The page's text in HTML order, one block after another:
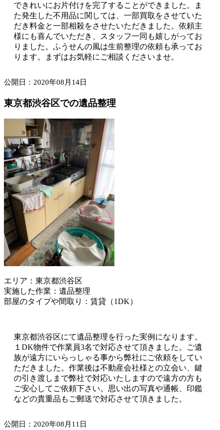
できれいにお片付けを完了することができました。ま
た発生した不用品に関しては、一部買取をさせていた
だき料金と一部相殺をさせたいただきました。依頼主
様にも喜んでいただき、スタッフ一同も嬉しがってお
りました。ふうせんの風は生前整理の依頼も承ってお
ります。まずはお気軽にご相談くださいませ。
公開日：2020年08月14日
東京都渋谷区での遺品整理
エリア：東京都渋谷区
実施した作業：遺品整理
部屋のタイプや間取り：賃貸（1DK）
東京都渋谷区にて遺品整理を行った実例になります。
１DK物件で作業員3名で対応させて頂きました。ご遺
族が遠方にいらっしゃる事から弊社にご依頼をしてい
ただきました。作業後は不動産会社様との立会い、鍵
の引き渡しまで弊社で対応いたしますので遠方の方も
ご安心してご依頼下さい。思い出の写真や通帳、印鑑
などの貴重品もご郵送で対応させて頂きました。
公開日：2020年08月11日